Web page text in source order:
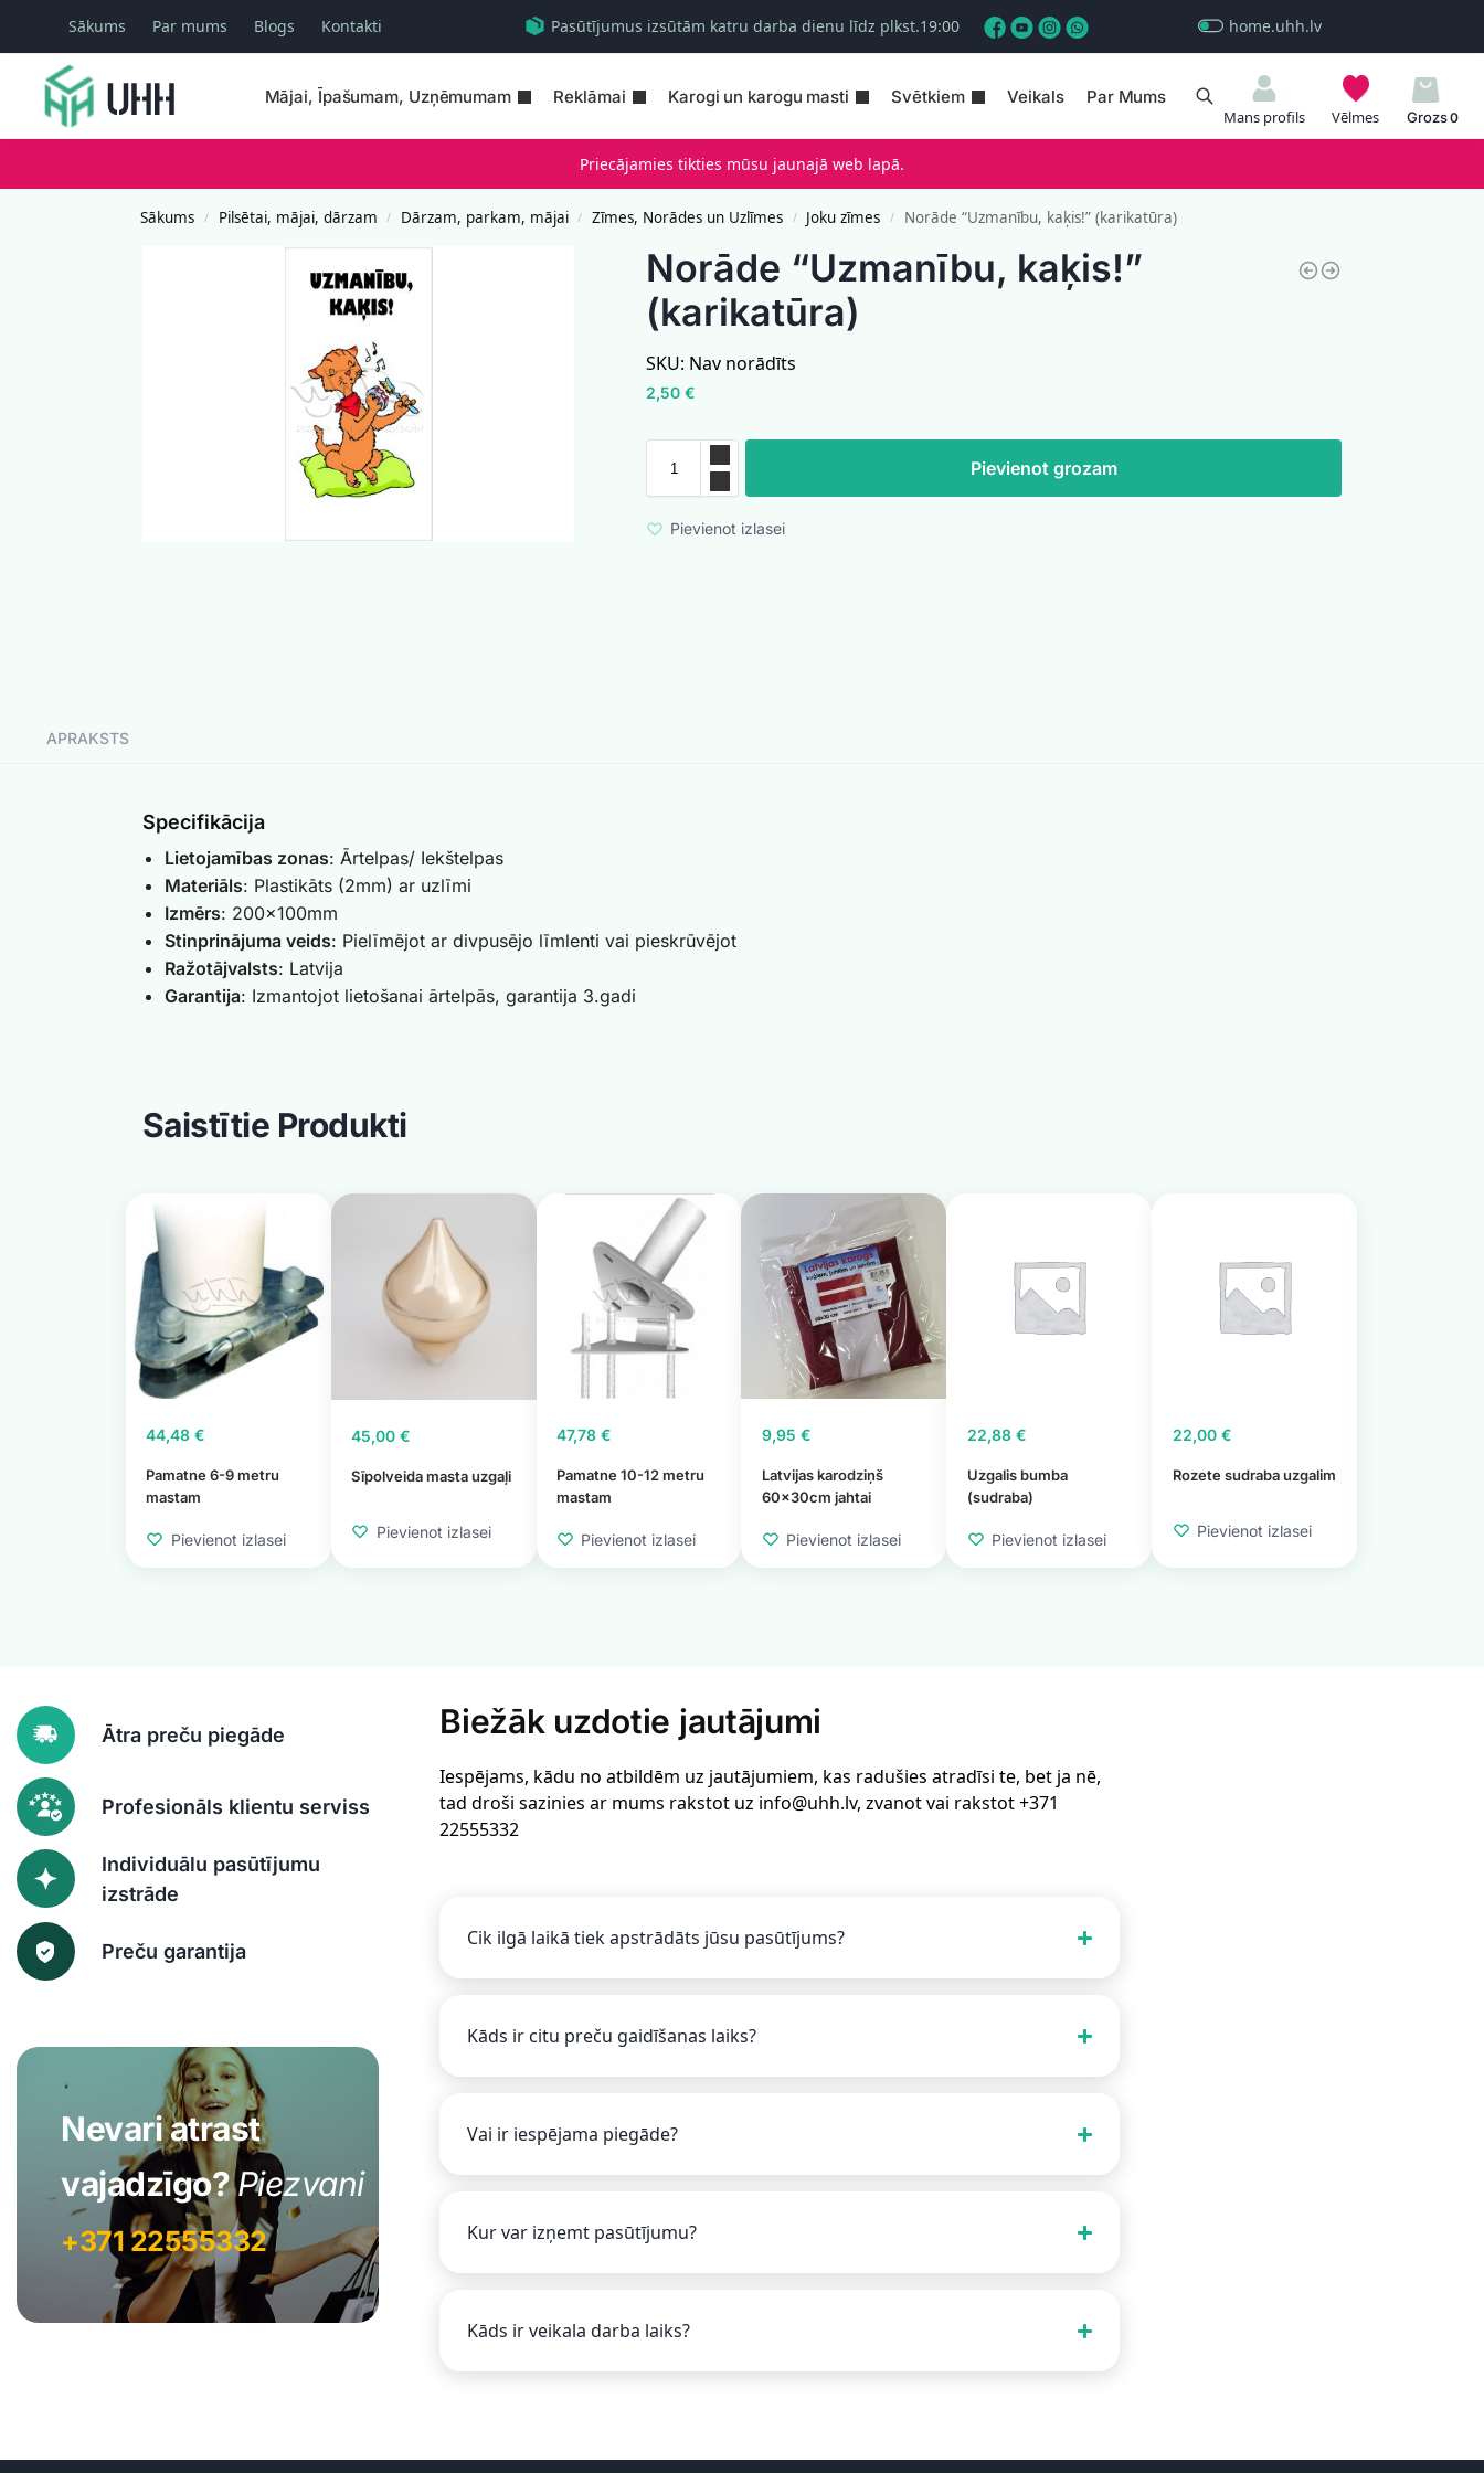
Sākums Par mums Blogs Kontakti Pasūtījumus izsūtām katru darba dienu līdz plkst.19:00 home.uhh.lv
Mājai, Īpašumam, Uzņēmumam Reklāmai Karogi un karogu masti Svētkiem Veikals Par Mums
Meklēšana
Mans profils Vēlmes 0
Priecājamies tikties mūsu jaunajā web lapā.
Sākums / Pilsētai, mājai, dārzam / Dārzam, parkam, mājai / Zīmes, Norādes un Uzlīmes / Joku zīmes / Norāde “Uzmanību, kaķis!” (karikatūra)
Norāde “Uzmanību, kaķis!”
(karikatūra)
SKU: Nav norādīts
2,50€
Pievienot grozam
Pievienot izlasei
APRAKSTS
Specifikācija
Lietojamības zonas: Ārtelpas/ Iekštelpas
Materiāls: Plastikāts (2mm) ar uzlīmi
Izmērs: 200x100mm
Stinprinājuma veids: Pielīmējot ar divpusējo līmlenti vai pieskrūvējot
Ražotājvalsts: Latvija
Garantija: Izmantojot lietošanai ārtelpās, garantija 3.gadi
Saistītie Produkti
Pamatne 6-9 metru
mastam
44,48€
Pievienot izlasei
Sīpolveida masta uzgaļi
45,00€
Pievienot izlasei
Pamatne 10-12 metru
mastam
47,78€
Pievienot izlasei
Latvijas karodziņš
60x30cm jahtai
9,95 €
Pievienot izlasei
Uzgalis bumba
(sudraba)
22,88 €
Pievienot izlasei
Rozete sudraba uzgalim
22,00 €
Pievienot izlasei
Ātra preču piegāde
Profesionāls klientu serviss
Individuālu pasūtījumu
izstrāde
Preču garantija
Nevari atrast
vajadzīgo?Piezvani
+371 22555332
Biežāk uzdotie jautājumi
Iespējams, kādu no atbildēm uz jautājumiem, kas radušies atradīsi te, bet ja nē,
tad droši sazinies ar mums rakstot uz info@uhh.lv, zvanot vai rakstot +371
22555332
Cik ilgā laikā tiek apstrādāts jūsu pasūtījums?
Kāds ir citu preču gaidīšanas laiks?
Vai ir iespējama piegāde?
Kur var izņemt pasūtījumu?
Kāds ir veikala darba laiks?